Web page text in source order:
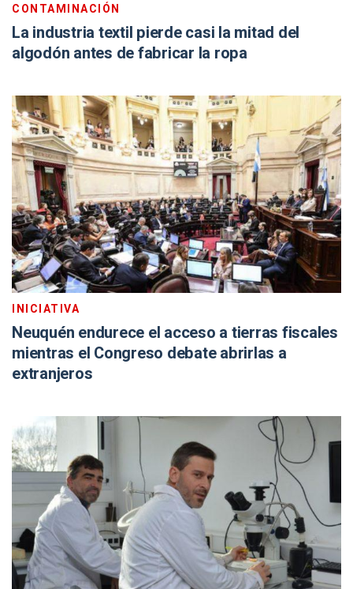
CONTAMINACIÓN
La industria textil pierde casi la mitad del
algodón antes de fabricar la ropa
INICIATIVA
Neuquén endurece el acceso a tierras fiscales
mientras el Congreso debate abrirlas a
extranjeros